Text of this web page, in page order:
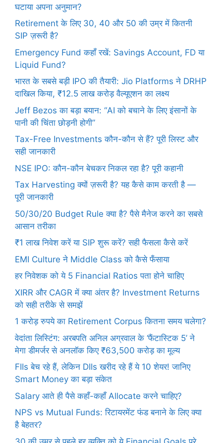
घटाया अपना अनुमान?
Retirement के लिए 30, 40 और 50 की उम्र में कितनी
SIP ज़रूरी है?
Emergency Fund कहाँ रखें: Savings Account, FD या
Liquid Fund?
भारत के सबसे बड़ी IPO की तैयारी: Jio Platforms ने DRHP
दाखिल किया, ₹12.5 लाख करोड़ वैल्यूएशन का लक्ष्य
Jeff Bezos का बड़ा बयान: “AI को बचाने के लिए इंसानों के
पानी की चिंता छोड़नी होगी”
Tax-Free Investments कौन-कौन से हैं? पूरी लिस्ट और
सही जानकारी
NSE IPO: कौन-कौन बेचकर निकल रहा है? पूरी कहानी
Tax Harvesting क्यों ज़रूरी है? यह कैसे काम करती है —
पूरी जानकारी
50/30/20 Budget Rule क्या है? पैसे मैनेज करने का सबसे
आसान तरीका
₹1 लाख निवेश करें या SIP शुरू करें? सही फैसला कैसे करें
EMI Culture ने Middle Class को कैसे फँसाया
हर निवेशक को ये 5 Financial Ratios पता होने चाहिए
XIRR और CAGR में क्या अंतर है? Investment Returns
को सही तरीके से समझें
1 करोड़ रुपये का Retirement Corpus कितना समय चलेगा?
वेदांता लिस्टिंग: अरबपति अनिल अग्रवाल के ‘फैंटास्टिक 5’ ने
मेगा डीमर्जर से अनलॉक किए ₹63,500 करोड़ का मूल्य
FIIs बेच रहे हैं, लेकिन DIIs खरीद रहे हैं ये 10 शेयर! जानिए
Smart Money का बड़ा संकेत
Salary आते ही पैसे कहाँ-कहाँ Allocate करने चाहिए?
NPS vs Mutual Funds: रिटायरमेंट फंड बनाने के लिए क्या
है बेहतर?